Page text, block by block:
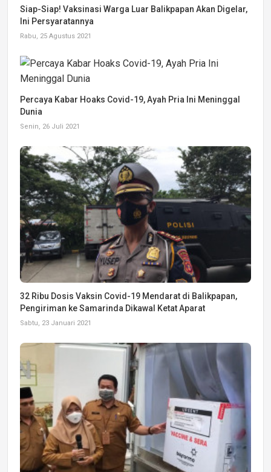
Siap-Siap! Vaksinasi Warga Luar Balikpapan Akan Digelar,
Ini Persyaratannya
Rabu, 25 Agustus 2021
Percaya Kabar Hoaks Covid-19, Ayah Pria Ini Meninggal
Dunia
Senin, 26 Juli 2021
32 Ribu Dosis Vaksin Covid-19 Mendarat di Balikpapan,
Pengiriman ke Samarinda Dikawal Ketat Aparat
Sabtu, 23 Januari 2021